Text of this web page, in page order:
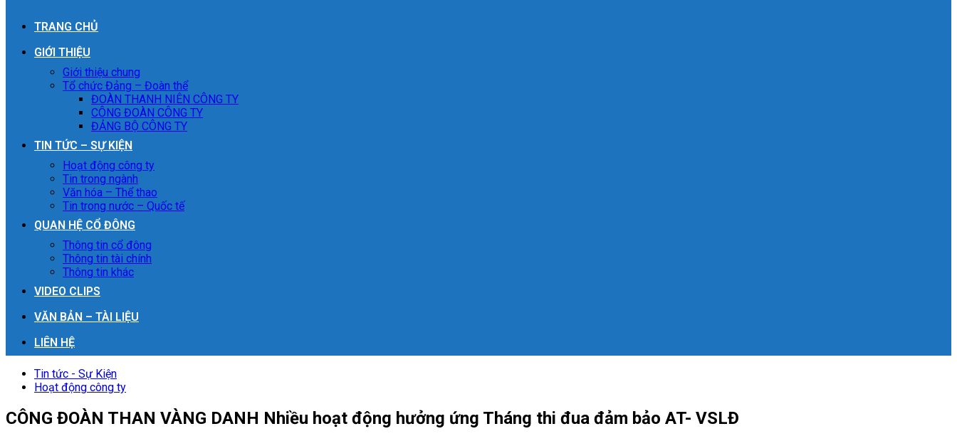
TRANG CHỦ
GIỚI THIỆU
Giới thiệu chung
Tổ chức Đảng – Đoàn thể
ĐOÀN THANH NIÊN CÔNG TY
CÔNG ĐOÀN CÔNG TY
ĐẢNG BỘ CÔNG TY
TIN TỨC – SỰ KIỆN
Hoạt động công ty
Tin trong ngành
Văn hóa – Thể thao
Tin trong nước – Quốc tế
QUAN HỆ CỔ ĐÔNG
Thông tin cổ đông
Thông tin tài chính
Thông tin khác
VIDEO CLIPS
VĂN BẢN – TÀI LIỆU
LIÊN HỆ
Tin tức - Sự Kiện
Hoạt động công ty
CÔNG ĐOÀN THAN VÀNG DANH Nhiều hoạt động hưởng ứng Tháng thi đua đảm bảo AT- VSLĐ